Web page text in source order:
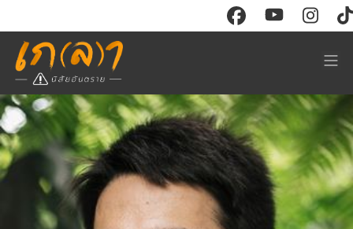
CONTENT
Watch
Read
Events
Course
RESOURCE
Store
ร่วมงาน
ติดต่อโฆษณา